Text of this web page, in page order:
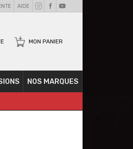
AIDE
MON PANIER
NOS MARQUES